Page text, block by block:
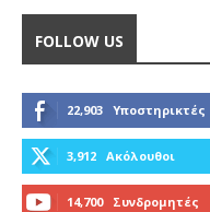
FOLLOW US
22,903 Υποστηρικτές
3,912 Ακόλουθοι
14,700 Συνδρομητές